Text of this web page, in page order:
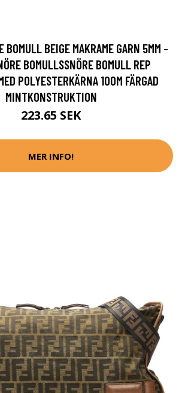
BOMULL BEIGE MAKRAME GARN 5MM -
BOMULLSSNÖRE BOMULL REP
POLYESTERKÄRNA 100M FÄRGAD
MINTKONSTRUKTION
223.65 SEK
MER INFO!